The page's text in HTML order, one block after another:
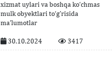
xizmat uylari va boshqa ko‘chmas
mulk obyektlari to‘g’risida
ma’lumotlar
30.10.2024 3417